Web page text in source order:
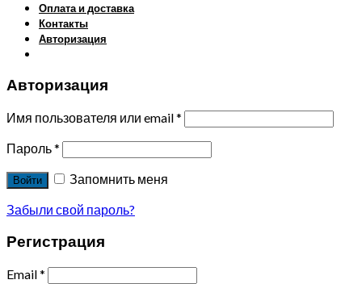
Оплата и доставка
Контакты
Авторизация
Авторизация
Имя пользователя или email*
Пароль*
Войти
Запомнить меня
Забыли свой пароль?
Регистрация
Email*